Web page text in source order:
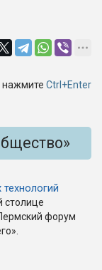
нажмите Ctrl+Enter
столице
форум